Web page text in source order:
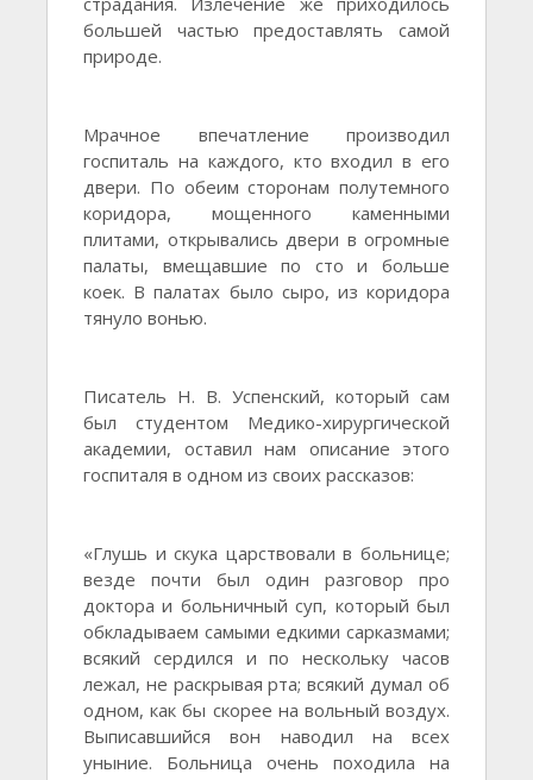
большей частью предоставлять самой
природе.
Мрачное впечатление производил
госпиталь на каждого, кто входил в его
двери. По обеим сторонам полутемного
коридора, мощенного каменными
плитами, открывались двери в огромные
палаты, вмещавшие по сто и больше
коек. В палатах было сыро, из коридора
тянуло вонью.
Писатель Н. В. Успенский, который сам
был студентом Медико-хирургической
академии, оставил нам описание этого
госпиталя в одном из своих рассказов:
«Глушь и скука царствовали в больнице;
везде почти был один разговор про
доктора и больничный суп, который был
обкладываем самыми едкими сарказмами;
всякий сердился и по нескольку часов
лежал, не раскрывая рта; всякий думал об
одном, как бы скорее на вольный воздух.
Выписавшийся вон наводил на всех
уныние. Больница очень походила на